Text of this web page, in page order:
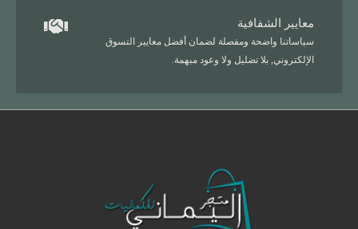
معايير الشفافية
سياساتنا واضحة ومفصلة لضمان أفضل معايير التسوق
الإلكتروني, بلا تضليل ولا وعود مبهمة.